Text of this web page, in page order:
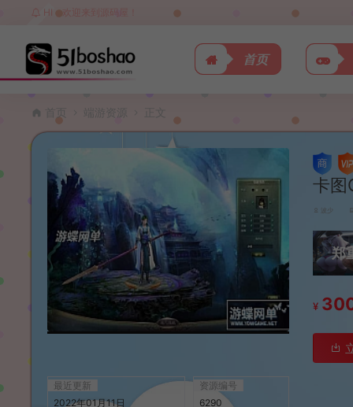
HI，欢迎来到源码屋！
首页
首页 端游资源 正文
最近更新
2022年01月11日
资源编号
6290
卡图
波少
郑
¥